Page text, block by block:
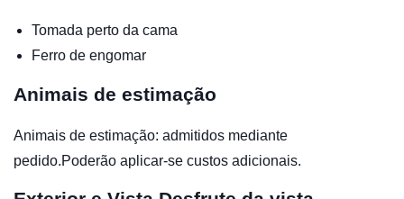
Tomada perto da cama
Ferro de engomar
Animais de estimação
Animais de estimação: admitidos mediante
pedido.Poderão aplicar-se custos adicionais.